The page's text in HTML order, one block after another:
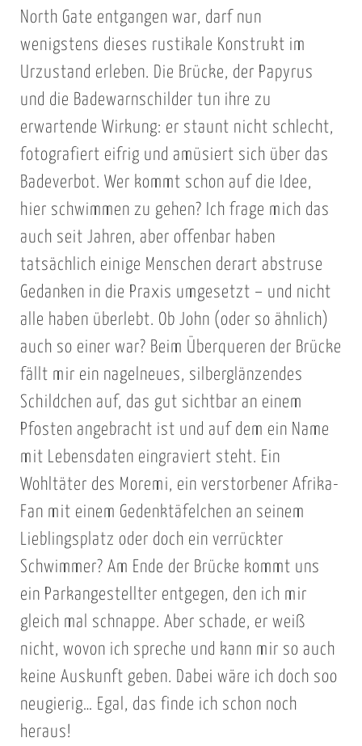
North Gate entgangen war, darf nun
wenigstens dieses rustikale Konstrukt im
Urzustand erleben. Die Brücke, der Papyrus
und die Badewarnschilder tun ihre zu
erwartende Wirkung: er staunt nicht schlecht,
fotografiert eifrig und amüsiert sich über das
Badeverbot. Wer kommt schon auf die Idee,
hier schwimmen zu gehen? Ich frage mich das
auch seit Jahren, aber offenbar haben
tatsächlich einige Menschen derart abstruse
Gedanken in die Praxis umgesetzt – und nicht
alle haben überlebt. Ob John (oder so ähnlich)
auch so einer war? Beim Überqueren der Brücke
fällt mir ein nagelneues, silberglänzendes
Schildchen auf, das gut sichtbar an einem
Pfosten angebracht ist und auf dem ein Name
mit Lebensdaten eingraviert steht. Ein
Wohltäter des Moremi, ein verstorbener Afrika-
Fan mit einem Gedenktäfelchen an seinem
Lieblingsplatz oder doch ein verrückter
Schwimmer? Am Ende der Brücke kommt uns
ein Parkangestellter entgegen, den ich mir
gleich mal schnappe. Aber schade, er weiß
nicht, wovon ich spreche und kann mir so auch
keine Auskunft geben. Dabei wäre ich doch soo
neugierig… Egal, das finde ich schon noch
heraus!